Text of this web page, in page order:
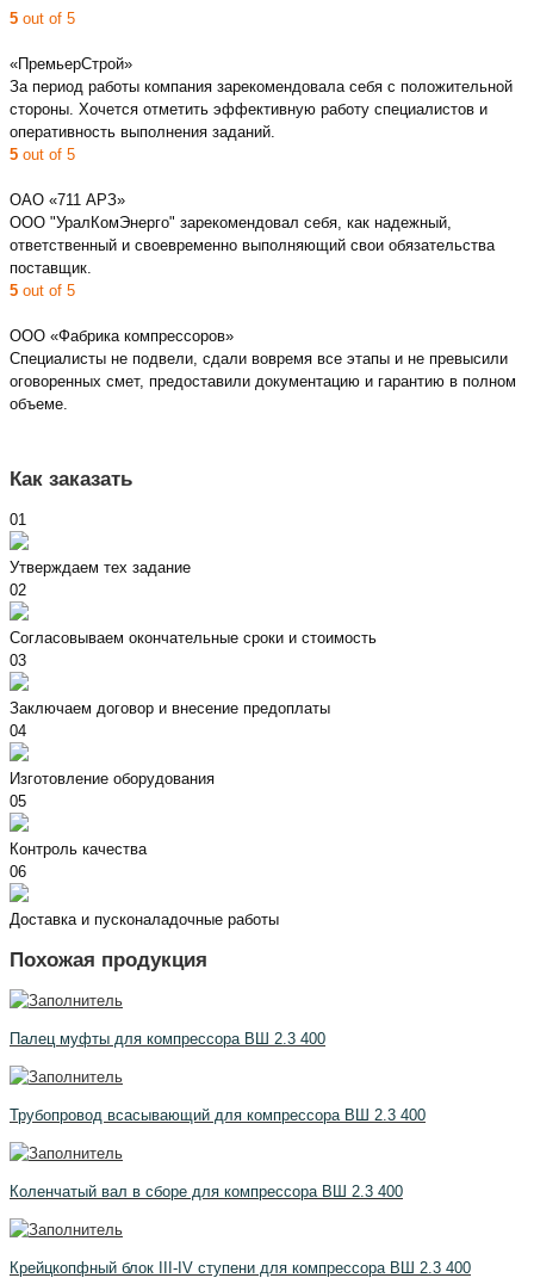
5 out of 5
«ПремьерСтрой»
За период работы компания зарекомендовала себя с положительной
стороны. Хочется отметить эффективную работу специалистов и
оперативность выполнения заданий.
5 out of 5
ОАО «711 АРЗ»
ООО "УралКомЭнерго" зарекомендовал себя, как надежный,
ответственный и своевременно выполняющий свои обязательства
поставщик.
5 out of 5
ООО «Фабрика компрессоров»
Специалисты не подвели, сдали вовремя все этапы и не превысили
оговоренных смет, предоставили документацию и гарантию в полном
объеме.
Как заказать
01
Утверждаем тех задание
02
Согласовываем окончательные сроки и стоимость
03
Заключаем договор и внесение предоплаты
04
Изготовление оборудования
05
Контроль качества
06
Доставка и пусконаладочные работы
Похожая продукция
Палец муфты для компрессора ВШ 2.3 400
Трубопровод всасывающий для компрессора ВШ 2.3 400
Коленчатый вал в сборе для компрессора ВШ 2.3 400
Крейцкопфный блок III-IV ступени для компрессора ВШ 2.3 400